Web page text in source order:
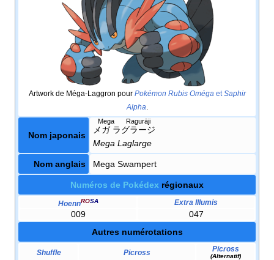
Artwork de Méga-Laggron pour Pokémon Rubis Oméga et Saphir
Alpha
Nom japonais
メガ ラグラージ
Mega Ragurāji
Mega Laglarge
Nom anglais Mega Swampert
Numéros de Pokédex régionaux
HoennROSA Extra Illumis
009
047
Autres numérotations
Shuffle Picross Picross
(Alternatif)